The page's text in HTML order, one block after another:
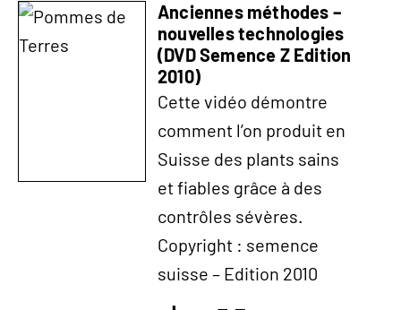
Anciennes méthodes –
nouvelles technologies
(DVD Semence Z Edition
2010)
Cette vidéo démontre
comment l’on produit en
Suisse des plants sains
et fiables grâce à des
contrôles sévères.
Copyright : semence
suisse – Edition 2010